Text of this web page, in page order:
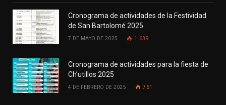
Cronograma de actividades de la Festividad
de San Bartolomé 2025
7 DE MAYO DE 2025 1.639
Cronograma de actividades para la fiesta de
Ch’utillos 2025
4 DE FEBRERO DE 2025 761